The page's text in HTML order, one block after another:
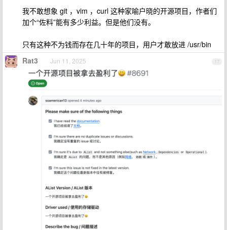
我不敢想象 git ，vim ，curl 这种家喻户晓的开源项目，作者们
加个“佐料”能有多少利益。但是他们没有。
只有这种不为钱而存在几十年的项目，用户才敢放进 /usr/bin
17
Rat3 Jun 11, 2025